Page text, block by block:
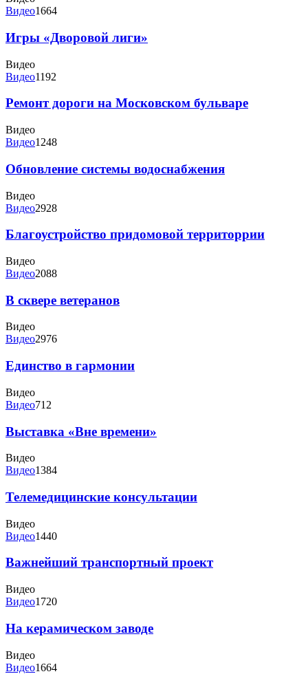
Видео1664
Игры «Дворовой лиги»
Видео
Видео1192
Ремонт дороги на Московском бульваре
Видео
Видео1248
Обновление системы водоснабжения
Видео
Видео2928
Благоустройство придомовой территоррии
Видео
Видео2088
В сквере ветеранов
Видео
Видео2976
Единство в гармонии
Видео
Видео712
Выставка «Вне времени»
Видео
Видео1384
Телемедицинские консультации
Видео
Видео1440
Важнейший транспортный проект
Видео
Видео1720
На керамическом заводе
Видео
Видео1664